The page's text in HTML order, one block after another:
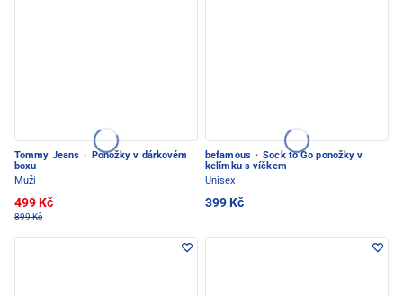
Tommy Jeans ·
Ponožky v dárkovém
boxu
Muži
499 Kč
899 Kč
befamous · Sock to Go ponožky v
kelímku s víčkem
Unisex
399 Kč